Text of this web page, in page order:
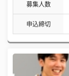
募集人数
申込締切